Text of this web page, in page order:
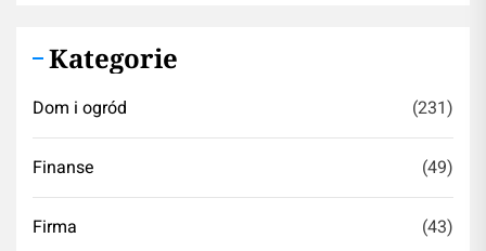
Kategorie
Dom i ogród (231)
Finanse (49)
Firma (43)